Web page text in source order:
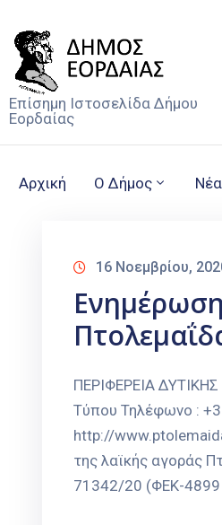
Επίσημη Ιστοσελίδα Δήμου
Εορδαίας
Αρχική Ο Δήμος Νέα
16 Νοεμβρίου,
ΠΕΡΙΦΕΡΕΙΑ
Τύπου Τηλέφωνο :
http://
της λαϊκής αγοράς
71342/20 (ΦΕΚ-4899